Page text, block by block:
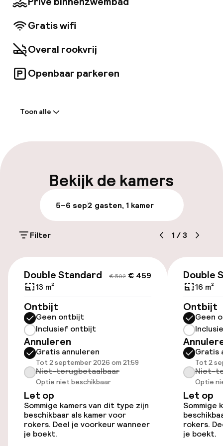
glimpen van het nabijgelegen Louvre.
Gratis wifi
Overal rookvrij
Openbaar parkeren
Meertalige medewerkers
Parkeren & mobiliteit
Openbaar parkeren
Transferservice
Toegankelijkheid
Overal rolstoeltoegankelijk
Lift
Kamers
Kamers voor rokers beschikbaar
Toon alle
Bekijk de kamers
5–6 sep2 gasten, 1 kamer
Filter 1 /3
€ 502 € 459
Double Standard
13 m²
Ontbijt
Geen ontbijt
Inclusief ontbijt
Annuleren
Gratis annuleren
Tot 2 september 2026 om 21:59
Niet-terugbetaalbaar
Optie niet beschikbaar
Let op
Sommige kamers van dit type zijn
beschikbaar als kamer voor
rokers. Deel je voorkeur wanneer
je boekt.
Double
16 m²
Ontbijt
Geen
Gratis
Tot 2
Niet-
Optie
Let op
Sommige
rokers.
je boekt.